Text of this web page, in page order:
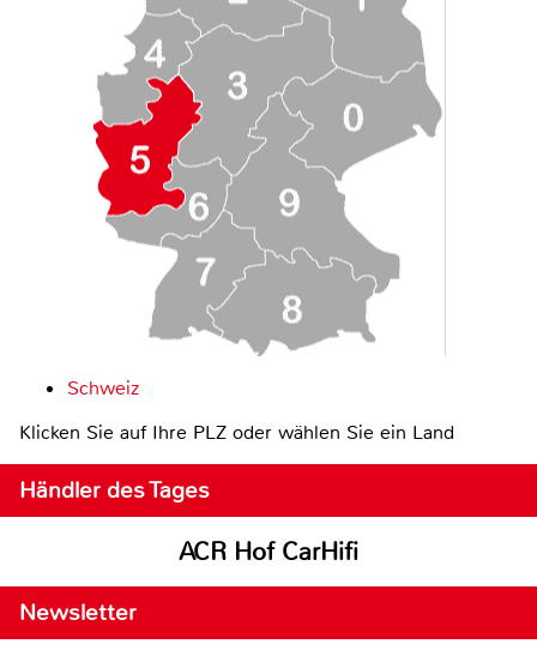
Schweiz
Klicken Sie auf Ihre PLZ oder wählen Sie ein Land
Händler des Tages
ACR Hof CarHifi
Newsletter